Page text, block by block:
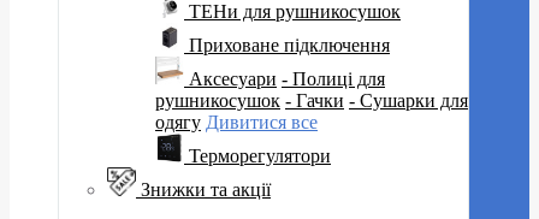
ТЕНи для рушникосушок
Приховане підключення
Аксесуари - Полиці для
рушникосушок - Гачки - Сушарки для
одягу Дивитися все
Терморегулятори
Знижки та акції